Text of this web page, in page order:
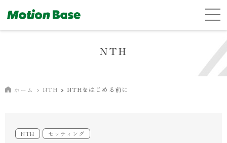
NTH
ホーム NTH NTHをはじめる前に
NTH セッティング